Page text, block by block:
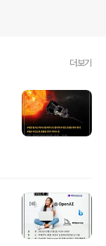
더보기